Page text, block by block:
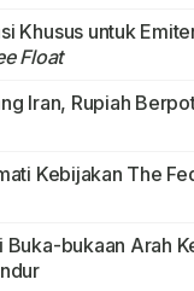
Khusus untuk
Float
Iran, Rupiah
Kebijakan The
Buka-bukaan Arah